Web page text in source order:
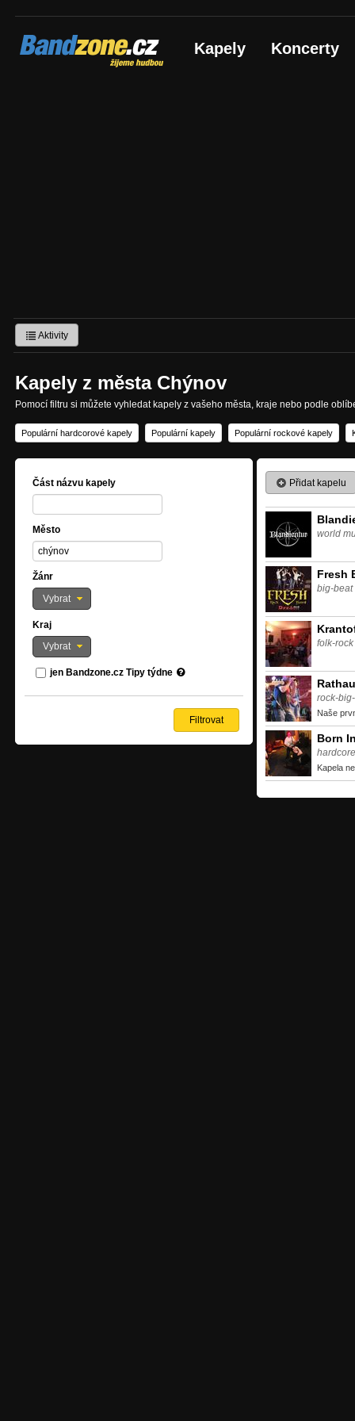
Bandzone.cz
žijeme hudbou Kapely Koncerty
Aktivity
Kapely z města Chýnov
Pomocí filtru si můžete vyhledat kapely z vašeho města, kraje nebo podle
Populární hardcorové kapely Populární kapely Populární rockové kapely
Část názvu kapely
Město
Žánr
Vybrat
Kraj
Vybrat
jen Bandzone.cz Tipy týdne
Přidat kapelu
world
Fresh
big-beat
folk-rock
rock-
Naše
Born
Kapela